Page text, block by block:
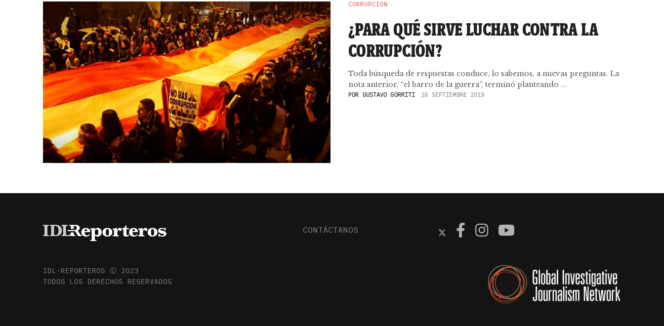
CORRUPCIÓN
¿PARA QUÉ SIRVE LUCHAR CONTRA LA
CORRUPCIÓN?
Toda búsqueda de respuestas conduce, lo sabemos, a nuevas preguntas. La
nota anterior, “el barro de la guerra”, terminó planteando ...
POR GUSTAVO GORRITI 16 SEPTIEMBRE 2019
CONTÁCTANOS
IDL-REPORTEROS Ⓒ 2023
TODOS LOS DERECHOS RESERVADOS